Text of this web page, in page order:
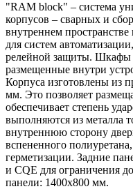
"RAM block" – система
корпусов – сварных и
внутреннем
для систем
релейной защиты. Шкафы
размещенные внутри
Корпуса изготовлены из
мм. Это позволяет
обеспечивает степень
выполняются из металла
внутреннюю сторону
вспененного
герметизации. Задние
и CQE для ограничения
панели: 1400х800 мм.